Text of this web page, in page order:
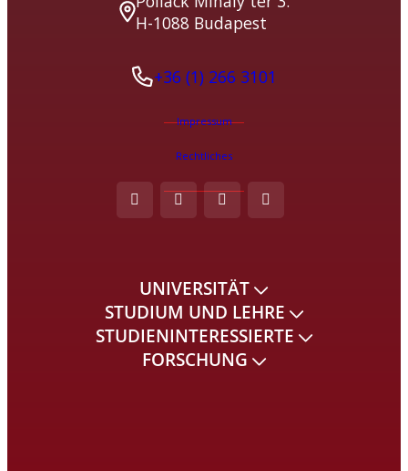
H-1088 Budapest
+36 (1) 266 3101
Impressum
Rechtliches
UNIVERSITÄT
STUDIUM UND LEHRE
STUDIENINTERESSIERTE
FORSCHUNG